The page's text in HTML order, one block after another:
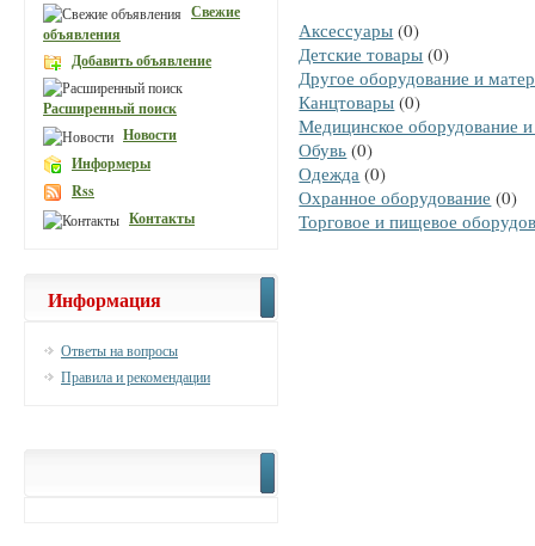
Аксессуары (0)
Детские товары (0)
Другое оборудование и
Канцтовары (0)
Медицинское оборудование
Обувь (0)
Одежда (0)
Охранное оборудование (0)
Торговое и пищевое
Свежие
объявления
Добавить объявление
Расширенный поиск
Новости
Информеры
Rss
Контакты
Информация
Ответы на вопросы
Правила и рекомендации